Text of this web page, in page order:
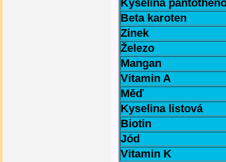
Kyselina
Beta karoten
Zinek
Železo
Mangan
Vitamin A
Měď
Kyselina listová
Biotin
Jód
Vitamin K